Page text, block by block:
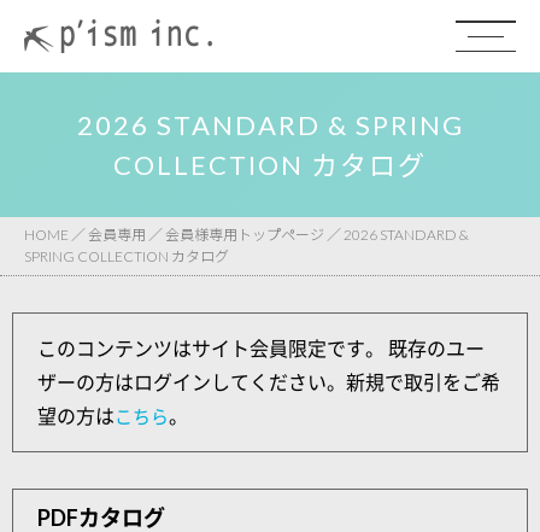
2026 STANDARD & SPRING
COLLECTION カタログ
HOME ／ 会員専用 ／ 会員様専用トップページ ／2026 STANDARD &
SPRING COLLECTION カタログ
このコンテンツはサイト会員限定です。 既存のユー
ザーの方はログインしてください。新規で取引をご希
望の方はこちら。
PDFカタログ